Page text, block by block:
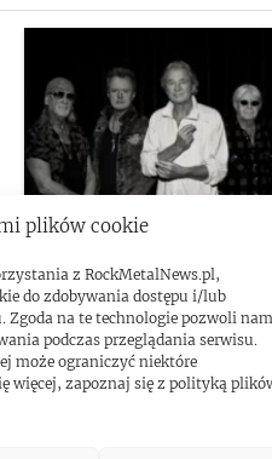
plików cookie
z RockMetalNews.pl,
do zdobywania dostępu i/lub
na te technologie pozwoli nam
podczas przeglądania serwisu.
może ograniczyć niektóre
więcej, zapoznaj się z polityką
Deep Purple
szczegóły nowej płyty!